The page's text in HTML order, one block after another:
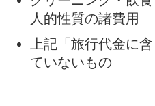
人的性質の諸費用
上記「旅行代金に
ていないもの